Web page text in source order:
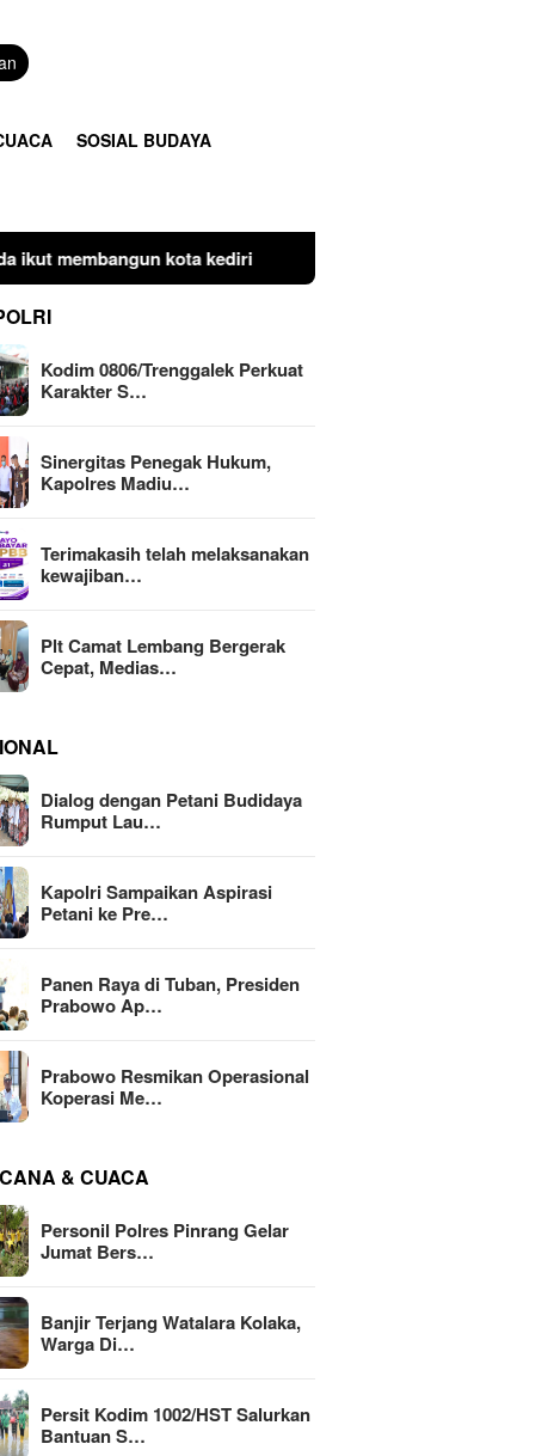
SOSIAL BUDAYA
kediri Plt Camat Lembang Bergerak Cepat, Mediasi
Kodim 0806/Trenggalek Perkuat
Karakter S…
Sinergitas Penegak Hukum,
Kapolres Madiu…
Terimakasih telah melaksanakan
kewajiban…
Plt Camat Lembang Bergerak
Cepat, Medias…
Dialog dengan Petani Budidaya
Rumput Lau…
Kapolri Sampaikan Aspirasi
Petani ke Pre…
Panen Raya di Tuban, Presiden
Prabowo Ap…
Prabowo Resmikan Operasional
Koperasi Me…
& CUACA
Personil Polres Pinrang Gelar
Jumat Bers…
Banjir Terjang Watalara Kolaka,
Warga Di…
Persit Kodim 1002/HST Salurkan
Bantuan S…